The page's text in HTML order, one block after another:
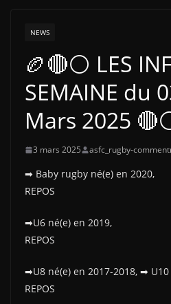
NEWS
🏉🔴⚪ LES
SEMAINE du
Mars 2025
3 mars 2025 asfc_rugby-
➡ Baby rugby né(e) en 2020,
REPOS
➡U6 né(e) en 2019,
REPOS
➡U8 né(e) en 2017-2018, ➡
REPOS